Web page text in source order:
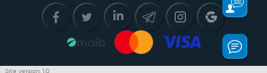
Site version: 1.0